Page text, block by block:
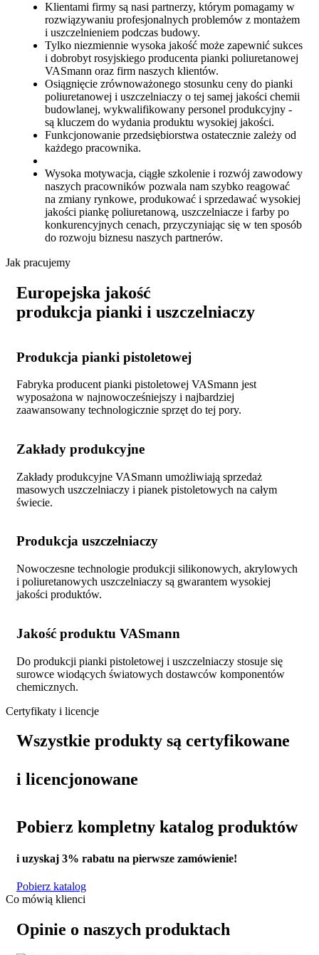
Klientami firmy są nasi partnerzy, którym pomagamy w
rozwiązywaniu profesjonalnych problemów z montażem
i uszczelnieniem podczas budowy.
Tylko niezmiennie wysoka jakość może zapewnić sukces
i dobrobyt rosyjskiego producenta pianki poliuretanowej
VASmann oraz firm naszych klientów.
Osiągnięcie zrównoważonego stosunku ceny do pianki
poliuretanowej i uszczelniaczy o tej samej jakości chemii
budowlanej, wykwalifikowany personel produkcyjny -
są kluczem do wydania produktu wysokiej jakości.
Funkcjonowanie przedsiębiorstwa ostatecznie zależy od
każdego pracownika.
Wysoka motywacja, ciągłe szkolenie i rozwój zawodowy
naszych pracowników pozwala nam szybko reagować
na zmiany rynkowe, produkować i sprzedawać wysokiej
jakości piankę poliuretanową, uszczelniacze i farby po
konkurencyjnych cenach, przyczyniając się w ten sposób
do rozwoju biznesu naszych partnerów.
Jak pracujemy
Europejska jakość
produkcja pianki i uszczelniaczy
Produkcja pianki pistoletowej
Fabryka producent pianki pistoletowej VASmann jest
wyposażona w najnowocześniejszy i najbardziej
zaawansowany technologicznie sprzęt do tej pory.
Zakłady produkcyjne
Zakłady produkcyjne VASmann umożliwiają sprzedaż
masowych uszczelniaczy i pianek pistoletowych na całym
świecie.
Produkcja uszczelniaczy
Nowoczesne technologie produkcji silikonowych, akrylowych
i poliuretanowych uszczelniaczy są gwarantem wysokiej
jakości produktów.
Jakość produktu VASmann
Do produkcji pianki pistoletowej i uszczelniaczy stosuje się
surowce wiodących światowych dostawców komponentów
chemicznych.
Certyfikaty i licencje
Wszystkie produkty są certyfikowane
i licencjonowane
Pobierz kompletny katalog produktów
i uzyskaj 3% rabatu na pierwsze zamówienie!
Pobierz katalog
Co mówią klienci
Opinie o naszych produktach